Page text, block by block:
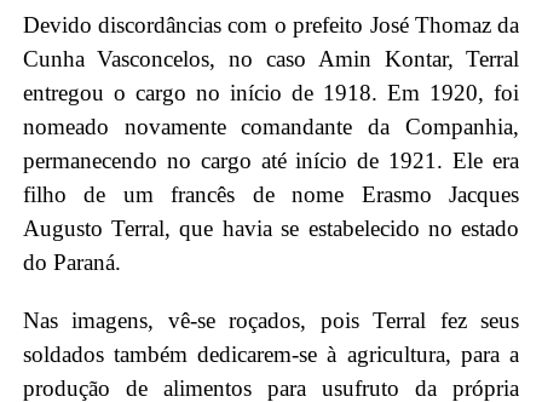
Devido discordâncias com o prefeito José Thomaz da
Cunha Vasconcelos, no caso Amin Kontar, Terral
entregou o cargo no início de 1918. Em 1920, foi
nomeado novamente comandante da Companhia,
permanecendo no cargo até início de 1921. Ele era
filho de um francês de nome Erasmo Jacques
Augusto Terral, que havia se estabelecido no estado
do Paraná.
Nas imagens, vê-se roçados, pois Terral fez seus
soldados também dedicarem-se à agricultura, para a
produção de alimentos para usufruto da própria